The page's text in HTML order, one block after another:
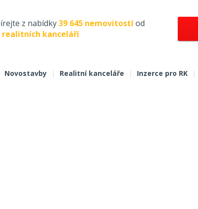
z nabídky39 645 nemovitostíod
realitních kanceláří
Novostavby | Realitní kanceláře | Inzerce pro RK |